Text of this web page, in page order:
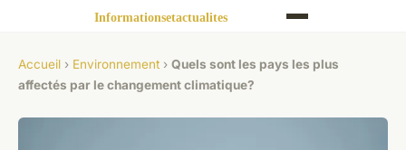
Accueil › Environnement › Quels sont les pays les plus
affectés par le changement climatique?